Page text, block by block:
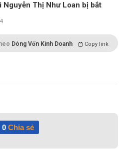
Nguyễn Thị Như Loan bị bắt
Dòng Vốn Kinh Doanh Copy link
0Chia sẻ